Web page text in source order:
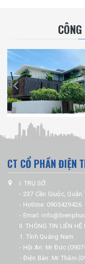
CT CỔ PHẦN ĐIỆN
I. TRỤ SỞ:
- 237 Cần Giuộc,
- Hotline: 0905429426
- Email:
II. THÔNG TIN LIÊN HỆ
1. Tỉnh Quảng Nam
- Hội An: Mr Đức
- Điện Bàn: Mr Thâm